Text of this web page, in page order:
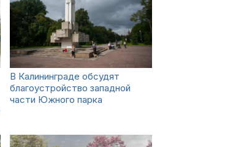
В Калининграде обсудят
благоустройство западной
части Южного парка